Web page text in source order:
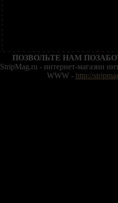
ПОЗВОЛЬТЕ НАМ
StripMag.ru - интернет-магазин
WWW - http://